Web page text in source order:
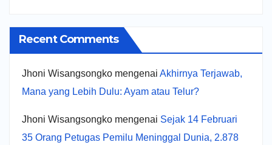
Recent Comments
Jhoni Wisangsongko mengenai Akhirnya Terjawab,
Mana yang Lebih Dulu: Ayam atau Telur?
Jhoni Wisangsongko mengenai Sejak 14 Februari
35 Orang Petugas Pemilu Meninggal Dunia, 2.878